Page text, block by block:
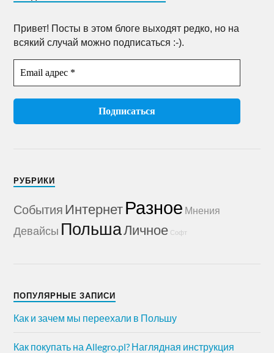
Привет! Посты в этом блоге выходят редко, но на
всякий случай можно подписаться :-).
РУБРИКИ
События ИнтернетРазное Мнения
Девайсы ПольшаЛичное Софт
ПОПУЛЯРНЫЕ ЗАПИСИ
Как и зачем мы переехали в Польшу
Как покупать на Allegro.pl? Наглядная инструкция